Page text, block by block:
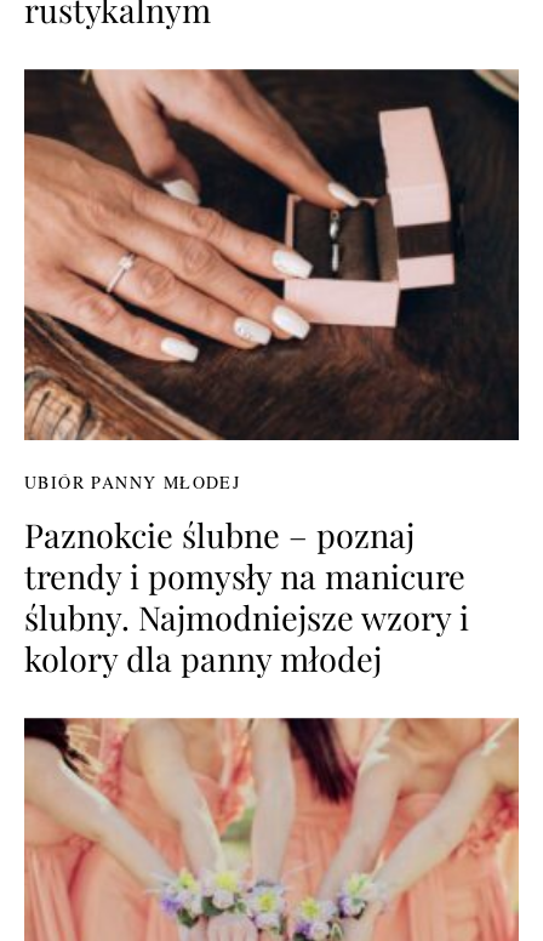
rustykalnym
UBIÓR PANNY MŁODEJ
Paznokcie ślubne – poznaj
trendy i pomysły na manicure
ślubny. Najmodniejsze wzory i
kolory dla panny młodej